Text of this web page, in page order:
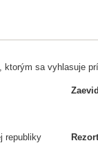
ktorým sa vyhlasuje
republiky